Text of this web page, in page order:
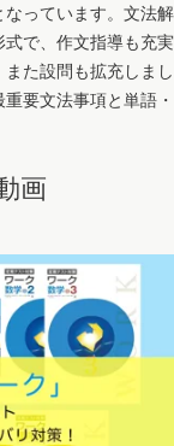
なっています。文法解
で、作文指導も充実
た設問も拡充しまし
要文法事項と単語・
画